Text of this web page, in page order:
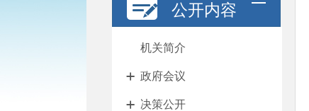
公开内容
机关简介
政府会议
决策公开